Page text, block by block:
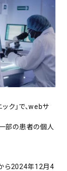
ク」で、webサ
部の患者の個人
ら2024年12月4